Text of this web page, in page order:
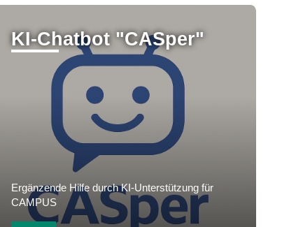
KI-Chatbot "CASper"
Ergänzende Hilfe durch KI-Unterstützung für
CAMPUS